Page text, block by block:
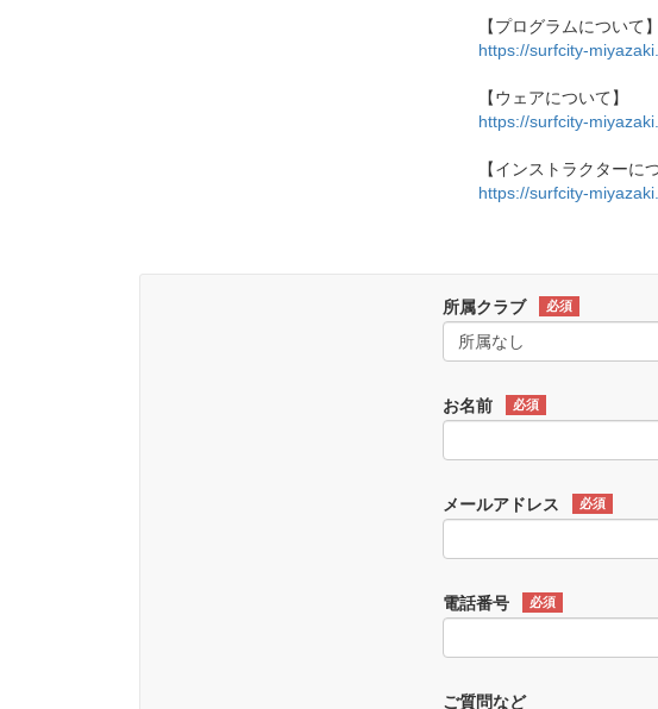
【プログラムについて】
https://surfcity-
【ウェアについて】
https://surfcity-
【インストラクターに
https://surfcity-
所属クラブ 必須
お名前 必須
メールアドレス 必須
電話番号 必須
ご質問など